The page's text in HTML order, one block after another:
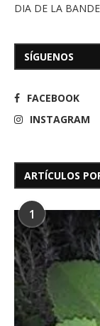
DIA DE LA
SÍGUENOS
FACEBOOK
INSTAGRAM
ARTÍCULOS
1